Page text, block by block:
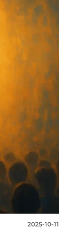
2025-10-11